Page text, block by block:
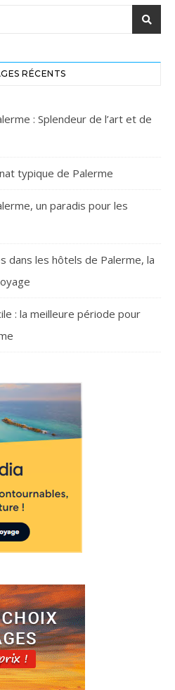
RÉCENTS
: Splendeur de l’art et de
typique de Palerme
un paradis pour les
dans les hôtels de Palerme, la
: la meilleure période pour